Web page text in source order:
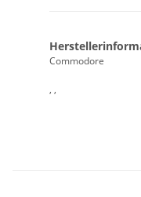
Commodore
, ,